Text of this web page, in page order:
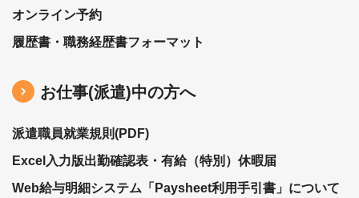
オンライン予約
履歴書・職務経歴書フォーマット
お仕事(派遣)中の⽅へ
派遣職員就業規則(PDF)
Excel入力版出勤確認表・有給（特別）休暇届
Web給与明細システム「Paysheet利用手引書」について